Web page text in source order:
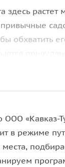
здесь растет
привычные
обхватить
птиц
На
ООО «Кавказ-
в режиме